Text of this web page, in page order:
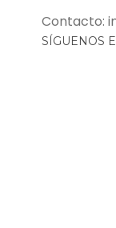
Contacto:
SÍGUENOS